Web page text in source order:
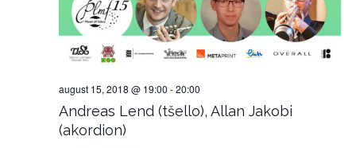
Andreas Lend (tšello), Allan Jakobi
(akordion)
august 15, 2018 @ 19:00 -20:00